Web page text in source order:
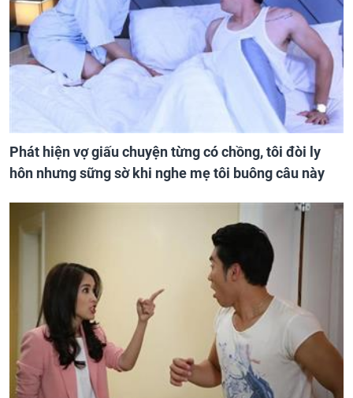
Phát hiện vợ giấu chuyện từng có chồng, tôi đòi ly
hôn nhưng sững sờ khi nghe mẹ tôi buông câu này